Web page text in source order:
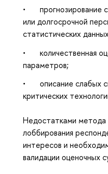
• прогнозирование
или долгосрочной
статистических
• количественная
параметров;
• описание слабых
критических
Недостатками метода
лоббирования
интересов и
валидации оценочных